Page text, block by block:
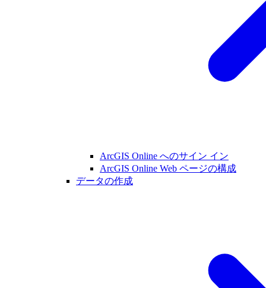
ArcGIS Online へのサイン イン
ArcGIS Online Web ページの構成
データの作成